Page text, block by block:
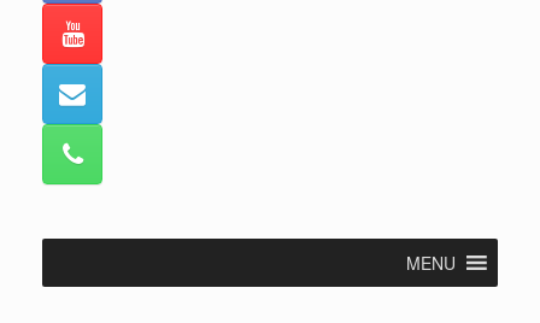
MENU